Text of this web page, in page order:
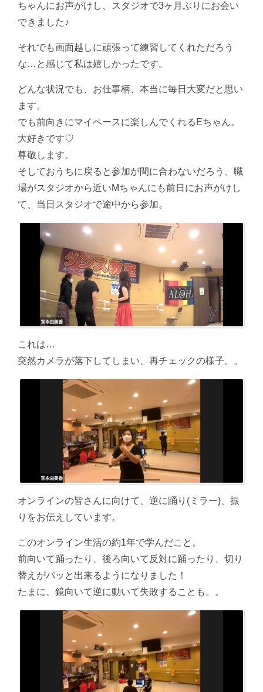
ちゃんにお声がけし、スタジオで3ヶ月ぶりにお会い
できました♪
それでも画面越しに頑張って練習してくれただろう
な…と感じて私は嬉しかったです。
どんな状況でも、お仕事柄、本当に毎日大変だと思い
ます。
でも前向きにマイペースに楽しんでくれるEちゃん。
大好きです♡
尊敬します。
そしておうちに戻ると参加が間に合わないだろう、職
場がスタジオから近いMちゃんにも前日にお声がけし
て、当日スタジオで途中から参加。
これは…
突然カメラが落下してしまい、再チェックの様子。。
オンラインの皆さんに向けて、逆に踊り(ミラー)、振
りをお伝えしています。
このオンライン生活の約1年で学んだこと。
前向いて踊ったり、後ろ向いて反対に踊ったり、切り
替えがパッと出来るようになりました！
たまに、鏡向いて逆に動いて失敗することも。。